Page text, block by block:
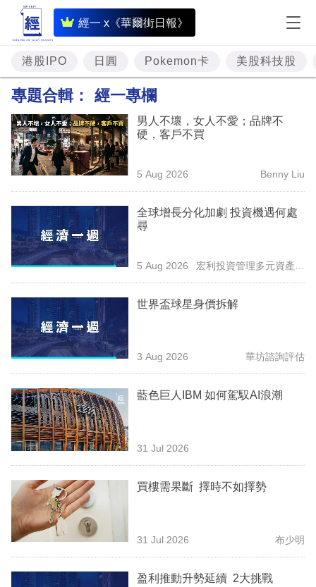
經一 x《華爾街日報》
即
時
財
經
題
投
資
樓
市
理
商
業
科
技
職
場
生
時
事
欄
港股IPO 日圓 Pokemon卡 美股科技股
專題合輯： 經一專欄
男人不壞，女人不愛；品牌不
硬，客戶不買
5 Aug 2026 Benny Liu
全球增長分化加劇 投資機遇何處
尋
5 Aug 2026
宏利投資管理多元資產方
案團隊
世界盃球星身價拆解
3 Aug 2026 華坊諮詢評估
藍色巨人IBM 如何駕馭AI浪潮
31 Jul 2026
買樓需果斷 擇時不如擇勢
31 Jul 2026 布少明
盈利推動升勢延續 2大挑戰